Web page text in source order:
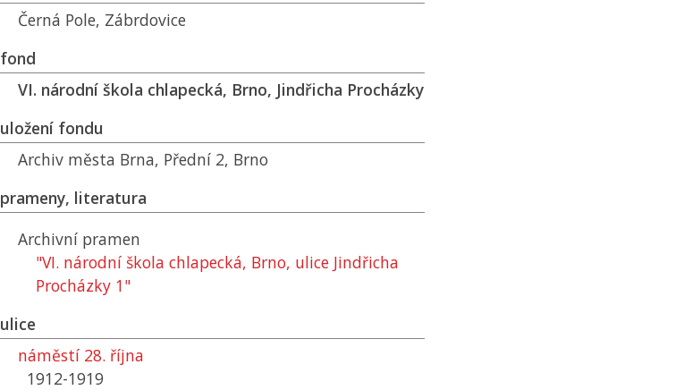
Černá Pole, Zábrdovice
fond
VI. národní škola chlapecká, Brno, Jindřicha Procházky
uložení fondu
Archiv města Brna, Přední 2, Brno
prameny, literatura
Archivní pramen
"VI. národní škola chlapecká, Brno, ulice Jindřicha
Procházky 1"
ulice
náměstí 28. října
1912-1919